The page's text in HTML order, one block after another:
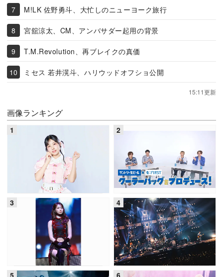
M!LK 佐野勇斗、大忙しのニューヨーク旅行
宮舘涼太、CM、アンバサダー起用の背景
T.M.Revolution、再ブレイクの真価
ミセス 若井滉斗、ハリウッドオフショ公開
15:11更新
画像ランキング